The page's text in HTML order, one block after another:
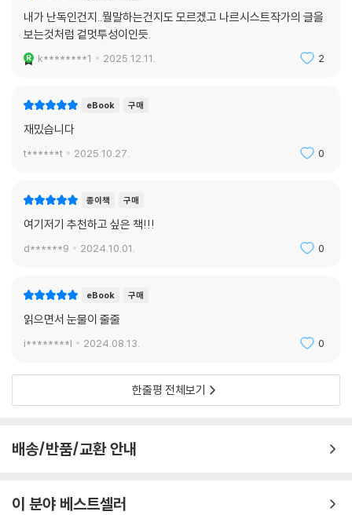
내가 난독인건지..뭘말하는건지도 모르겠고 나르시스트작가의 글을
보는것처럼 겉멋투성이인듯.
k********1 2025.12.11. 2
eBook 구매
재밌습니다
t******t 2025.10.27. 0
종이책 구매
여기저기 추천하고 싶은 책!!!
d******9 2024.10.01. 0
eBook 구매
읽으면서 눈물이 줄줄
i********l 2024.08.13. 0
한줄평 전체보기
배송/반품/교환 안내
이 분야 베스트셀러